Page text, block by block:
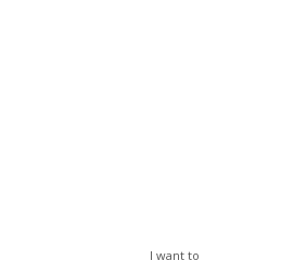
I want to